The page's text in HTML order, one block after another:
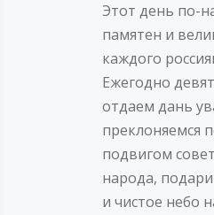
Этот день по-
памятен и
каждого
Ежегодно
отдаем дань
преклоняемся
подвигом
народа,
и чистое небо